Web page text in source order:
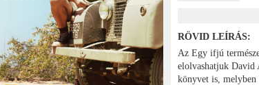
RÖVID LEÍRÁS:
Az Egy ifjú
elolvashatjuk David
könyvet is, melyben